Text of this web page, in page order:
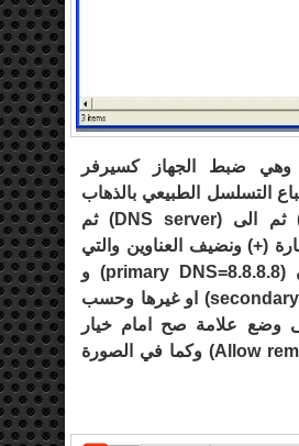
وهي ضبط الجهاز كسيرفر
التسلسل الطبيعي بالذهاب
ثم الى (DNS server) ثم
(+) ونضيف العناوين والتي
(
primary DNS=8.8.8.8) و
) او غيرها وحسب
وضع علامة صح امام خيار
Allow) وكما في الصورة